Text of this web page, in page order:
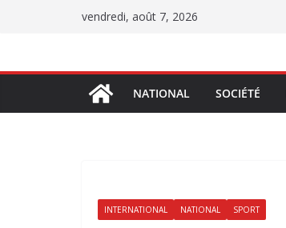
vendredi, août 7, 2026
NATIONAL SOCIÉTÉ
INTERNATIONAL NATIONAL SPORT